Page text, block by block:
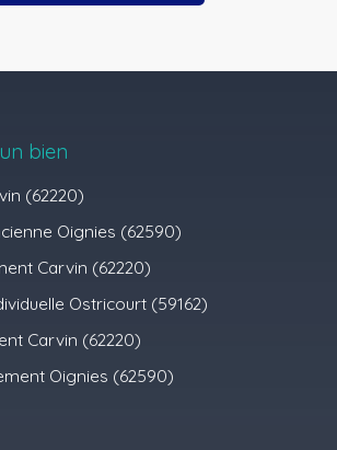
bien
(62220)
Oignies (62590)
Carvin (62220)
Ostricourt (59162)
Carvin (62220)
Oignies (62590)